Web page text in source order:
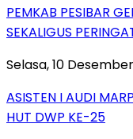
PEMKAB PESIBAR
SEKALIGUS
Selasa, 10
ASISTEN I AUDI
HUT DWP KE-25